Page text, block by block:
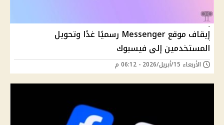
إيقاف موقع Messenger رسميًا غدًا وتحويل
المستخدمين إلى فيسبوك
الأربعاء 15/أبريل/2026 - 06:12 م